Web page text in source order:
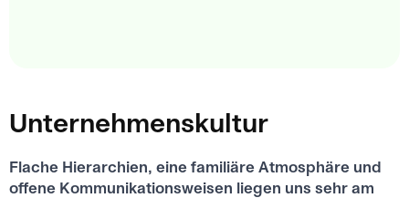
Unternehmenskultur
Flache Hierarchien, eine familiäre Atmosphäre und
offene Kommunikationsweisen liegen uns sehr am